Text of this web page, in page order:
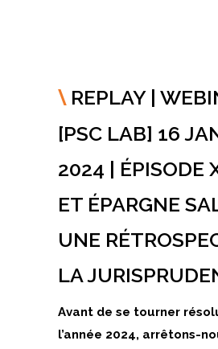
REPLAY |
[PSC LAB] 16
2024 | ÉPISODE
ET ÉPARGNE
UNE
LA
Avant de se tourner
l’année 2024, arrêtons-